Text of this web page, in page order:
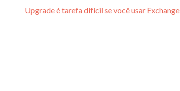
Upgrade é tarefa difícil se você usar Exchange